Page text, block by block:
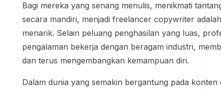
Bagi mereka yang senang menulis, menikmati
secara mandiri, menjadi freelancer copywriter
menarik. Selain peluang penghasilan yang luas,
pengalaman bekerja dengan beragam industri,
dan terus mengembangkan kemampuan diri.
Dalam dunia yang semakin bergantung pada